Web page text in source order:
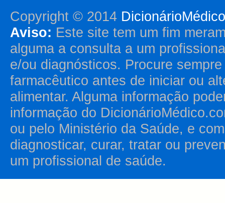
Copyright © 2014
Aviso: Este site tem um fim
alguma a consulta a um
e/ou diagnósticos. Procure
farmacêutico antes de iniciar ou
alimentar. Alguma informação
informação do
ou pelo Ministério da Saúde, e
diagnosticar, curar, tratar ou
um profissional de saúde.